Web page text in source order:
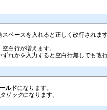
ペースを入れると正しく改行され
白行が増えます。
れかを入力すると空白行無しでも改
ルドになります。
リックになります。